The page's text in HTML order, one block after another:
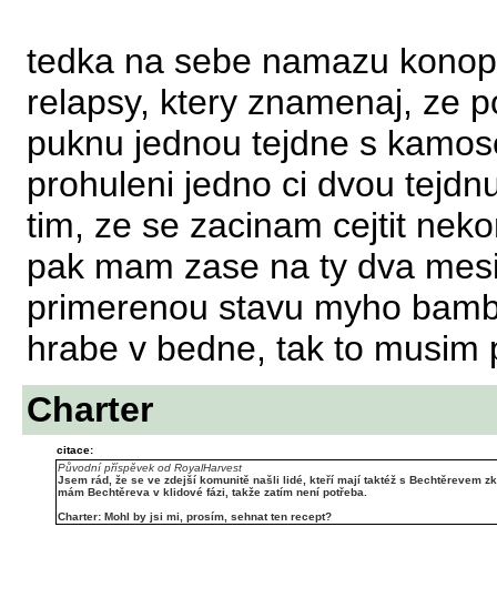
tedka na sebe namazu
relapsy, ktery znamenaj, ze
puknu jednou tejdne s
prohuleni jedno ci dvou
tim, ze se zacinam cejtit
pak mam zase na ty dva
primerenou stavu myho
hrabe v bedne, tak to musim
Charter
citace:
Původní příspěvek od RoyalHarvest
Jsem rád, že se ve zdejší komunitě našli lidé, kteří mají taktéž s Bechtěrevem
mám Bechtěreva v klidové fázi, takže zatím není potřeba.
Charter: Mohl by jsi mi, prosím, sehnat ten recept?